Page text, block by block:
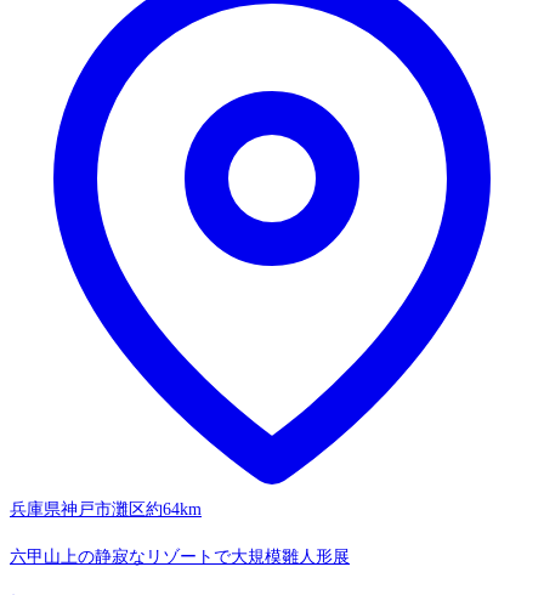
兵庫県神戸市灘区約64km
六甲山上の静寂なリゾートで大規模雛人形展